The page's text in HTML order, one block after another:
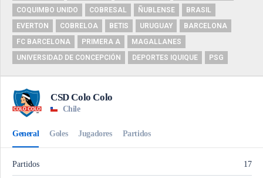
COQUIMBO UNIDO
COBRESAL ÑUBLENSE
BRASIL
EVERTON
COBRELOA BETIS URUGUAY
BARCELONA
FC BARCELONA
PRIMERA A
MAGALLANES
UNIVERSIDAD DE CONCEPCIÓN
DEPORTES IQUIQUE PSG